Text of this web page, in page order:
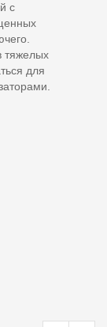
с
тяжелых
для